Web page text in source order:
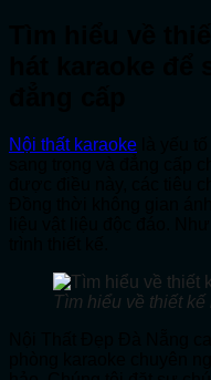
Nội thất karaoke
Tìm hiểu về thiết